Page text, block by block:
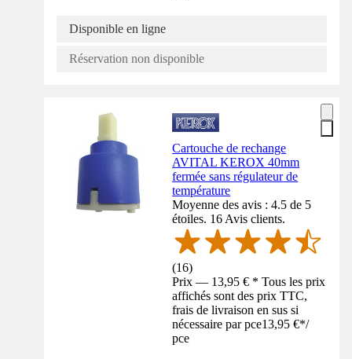
Disponible en ligne
Réservation non disponible
Cartouche de rechange
AVITAL KEROX 40mm
fermée sans régulateur de
température
Moyenne des avis : 4.5 de 5
étoiles. 16 Avis clients.
(16)
Prix — 13,95 € * Tous les prix
affichés sont des prix TTC,
frais de livraison en sus si
nécessaire par pce13,95 €*/
pce